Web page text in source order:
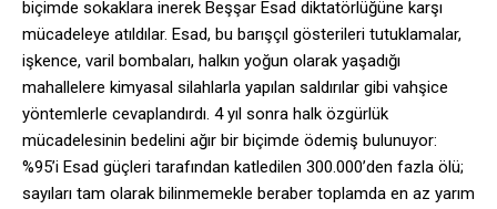
biçimde sokaklara inerek Beşşar Esad diktatörlüğüne karşı
mücadeleye atıldılar. Esad, bu barışçıl gösterileri tutuklamalar,
işkence, varil bombaları, halkın yoğun olarak yaşadığı
mahallelere kimyasal silahlarla yapılan saldırılar gibi vahşice
yöntemlerle cevaplandırdı. 4 yıl sonra halk özgürlük
mücadelesinin bedelini ağır bir biçimde ödemiş bulunuyor:
%95’i Esad güçleri tarafından katledilen 300.000’den fazla ölü;
sayıları tam olarak bilinmemekle beraber toplamda en az yarım